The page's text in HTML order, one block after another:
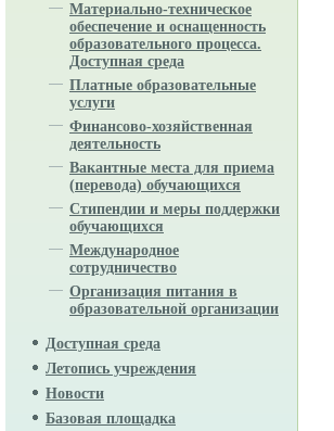
Материально-техническое
обеспечение и оснащенность
образовательного процесса.
Доступная среда
Платные образовательные
услуги
Финансово-хозяйственная
деятельность
Вакантные места для приема
(перевода) обучающихся
Стипендии и меры поддержки
обучающихся
Международное
сотрудничество
Организация питания в
образовательной организации
Доступная среда
Летопись учреждения
Новости
Базовая площадка